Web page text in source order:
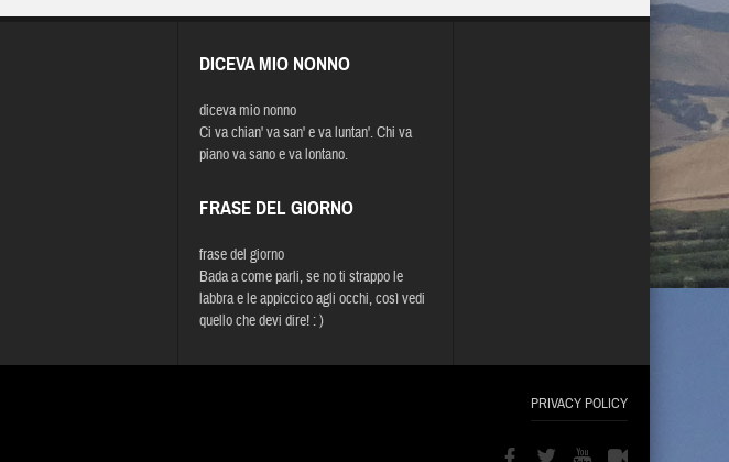
DICEVA MIO NONNO
diceva mio nonno
Ci va chian' va san' e va luntan'. Chi va
piano va sano e va lontano.
FRASE DEL GIORNO
frase del giorno
Bada a come parli, se no ti strappo le
labbra e le appiccico agli occhi, così vedi
quello che devi dire! : )
PRIVACY POLICY